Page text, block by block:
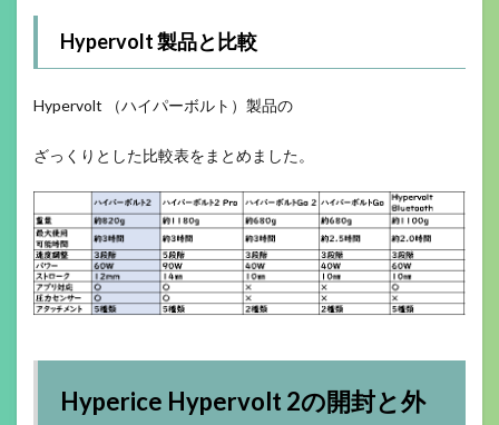
Hypervolt 製品と比較
Hypervolt （ハイパーボルト）製品の
ざっくりとした比較表をまとめました。
Hyperice Hypervolt 2の開封と外